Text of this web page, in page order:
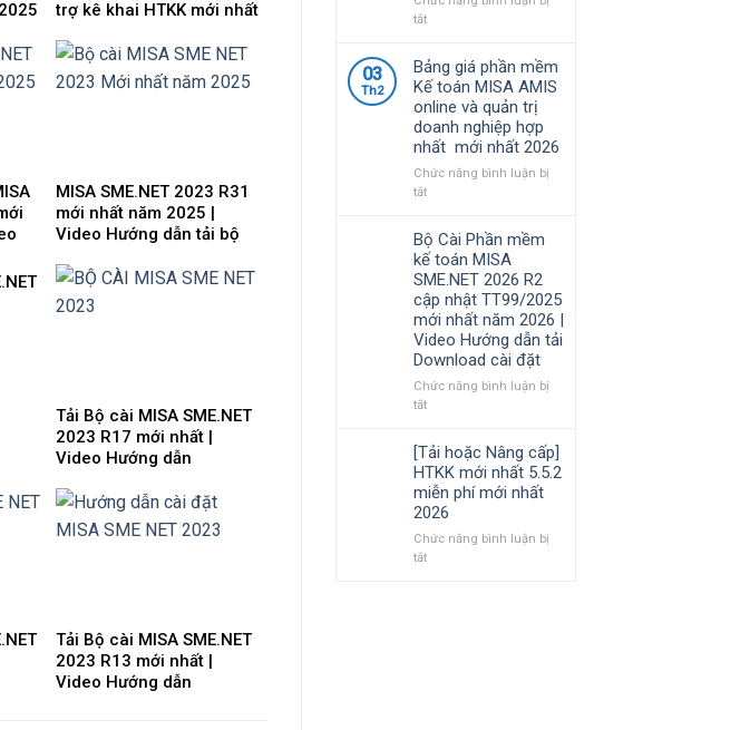
trợ kê khai HTKK mới nhất
MISA SME.NET 2023 R31
mới nhất năm 2025 |
Video Hướng dẫn tải bộ
Tải Bộ cài MISA SME.NET
2023 R17 mới nhất |
Video Hướng dẫn
Tải Bộ cài MISA SME.NET
2023 R13 mới nhất |
Video Hướng dẫn
doanh,
kinh
doanh
SME.NET
R3
cập
nhật
TT99/2025
mới
nhất
năm
2026
Hướng
dẫn
tải
Download
cài
đặt
tắtở
công
việc
của
kế
toán
trong
doanh
nghiệp
cần
nắm
rõ
03
Th2
Bảng giá phần mềm
Kế toán MISA AMIS
online và quản trị
doanh nghiệp hợp
nhất mới nhất 2026
Chức năng bình luận bị
tắtở
giá
phần
mềm
Kế
toán
MISA
AMIS
online
và
quản
nghiệp
hợp
nhất
mới
nhất
2026
Bộ Cài Phần mềm
kế toán MISA
SME.NET 2026 R2
cập nhật TT99/2025
mới nhất năm 2026 |
Video Hướng dẫn tải
Download cài đặt
Chức năng bình luận bị
tắtở
Cài
Phần
mềm
kế
toán
MISA
SME.NET
[Tải hoặc Nâng cấp]
HTKK mới nhất 5.5.2
miễn phí mới nhất
2026
Chức năng bình luận bị
tắtở